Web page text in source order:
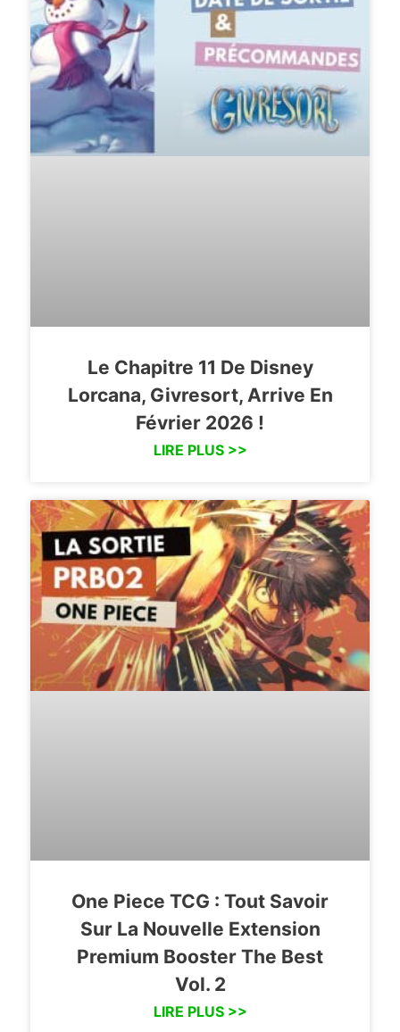
Le Chapitre 11 De Disney
Lorcana, Givresort, Arrive En
Février 2026 !
LIRE PLUS >>
One Piece TCG : Tout Savoir
Sur La Nouvelle Extension
Premium Booster The Best
Vol. 2
LIRE PLUS >>